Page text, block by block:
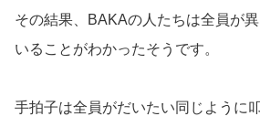
その結果、BAKAの人たちは全員が
いることがわかったそうです。
手拍子は全員がだいたい同じように